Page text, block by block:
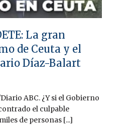
La gran
de Ceuta y el
Díaz-Balart
ABC. ¿Y si el Gobierno
el culpable
de personas [...]